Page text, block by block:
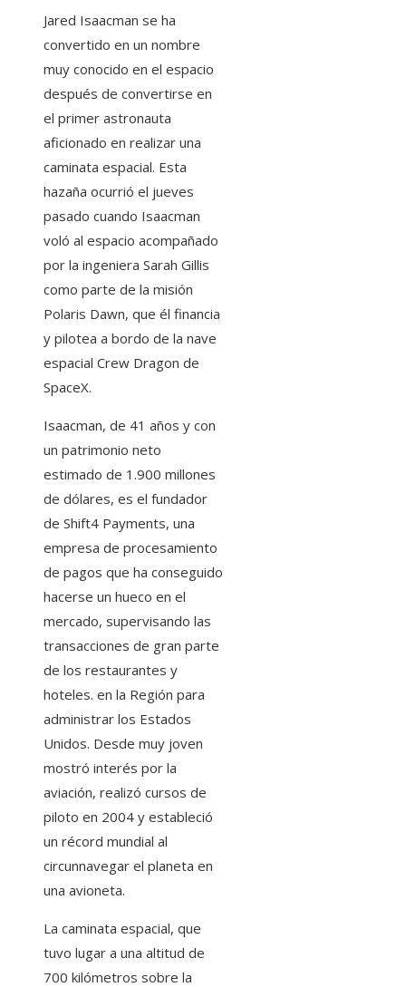
Jared Isaacman se ha
convertido en un nombre
muy conocido en el espacio
después de convertirse en
el primer astronauta
aficionado en realizar una
caminata espacial. Esta
hazaña ocurrió el jueves
pasado cuando Isaacman
voló al espacio acompañado
por la ingeniera Sarah Gillis
como parte de la misión
Polaris Dawn, que él financia
y pilotea a bordo de la nave
espacial Crew Dragon de
SpaceX.
Isaacman, de 41 años y con
un patrimonio neto
estimado de 1.900 millones
de dólares, es el fundador
de Shift4 Payments, una
empresa de procesamiento
de pagos que ha conseguido
hacerse un hueco en el
mercado, supervisando las
transacciones de gran parte
de los restaurantes y
hoteles. en la Región para
administrar los Estados
Unidos. Desde muy joven
mostró interés por la
aviación, realizó cursos de
piloto en 2004 y estableció
un récord mundial al
circunnavegar el planeta en
una avioneta.
La caminata espacial, que
tuvo lugar a una altitud de
700 kilómetros sobre la